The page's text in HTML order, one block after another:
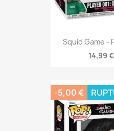
Squid Game -
14,99 €
-5,00 €